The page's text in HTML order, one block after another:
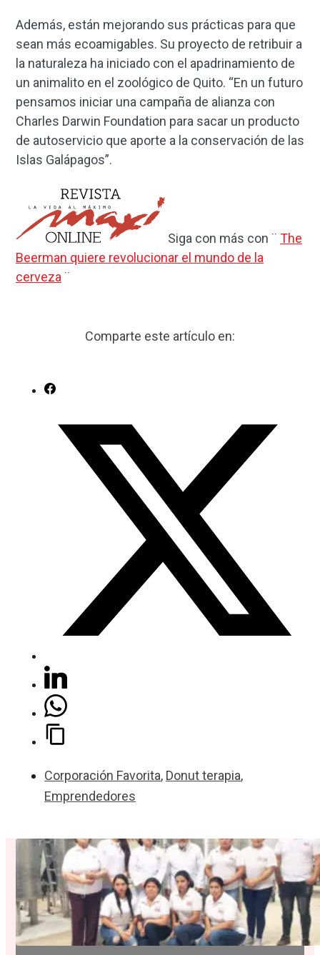
Además, están mejorando sus prácticas para que
sean más ecoamigables. Su proyecto de retribuir a
la naturaleza ha iniciado con el apadrinamiento de
un animalito en el zoológico de Quito. “En un futuro
pensamos iniciar una campaña de alianza con
Charles Darwin Foundation para sacar un producto
de autoservicio que aporte a la conservación de las
Islas Galápagos”.
Siga con más con ¨ The
Beerman quiere revolucionar el mundo de la
cerveza ¨
Comparte este artículo en:
Corporación Favorita, Donut terapia,
Emprendedores